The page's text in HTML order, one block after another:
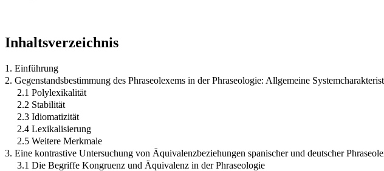
Inhaltsverzeichnis
1. Einführung
2. Gegenstandsbestimmung des Phraseolexems in der Phraseologie: Allgemeine
2.1 Polylexikalität
2.2 Stabilität
2.3 Idiomatizität
2.4 Lexikalisierung
2.5 Weitere Merkmale
3. Eine kontrastive Untersuchung von Äquivalenzbeziehungen spanischer und deutscher
3.1 Die Begriffe Kongruenz und Äquivalenz in der Phraseologie